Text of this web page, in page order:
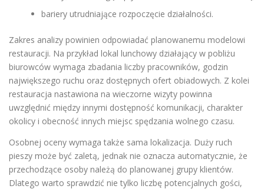
bariery utrudniające rozpoczęcie działalności.
Zakres analizy powinien odpowiadać planowanemu modelowi
restauracji. Na przykład lokal lunchowy działający w pobliżu
biurowców wymaga zbadania liczby pracowników, godzin
największego ruchu oraz dostępnych ofert obiadowych. Z kolei
restauracja nastawiona na wieczorne wizyty powinna
uwzględnić między innymi dostępność komunikacji, charakter
okolicy i obecność innych miejsc spędzania wolnego czasu.
Osobnej oceny wymaga także sama lokalizacja. Duży ruch
pieszy może być zaletą, jednak nie oznacza automatycznie, że
przechodzące osoby należą do planowanej grupy klientów.
Dlatego warto sprawdzić nie tylko liczbę potencjalnych gości,